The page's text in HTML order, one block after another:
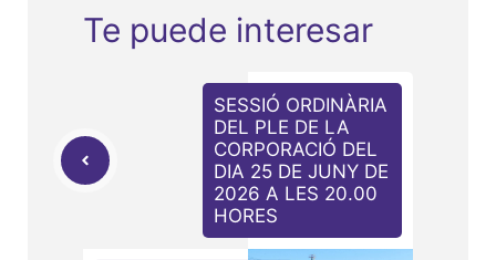
Te puede interesar
SESSIÓ ORDINÀRIA
DEL PLE DE LA
CORPORACIÓ DEL
DIA 25 DE JUNY DE
2026 A LES 20.00
HORES